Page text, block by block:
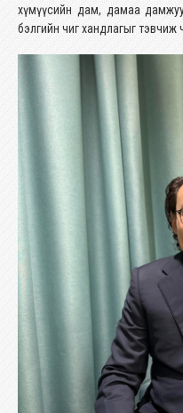
хүмүүсийн дам, дамаа
бэлгийн чиг хандлагыг тэвчиж